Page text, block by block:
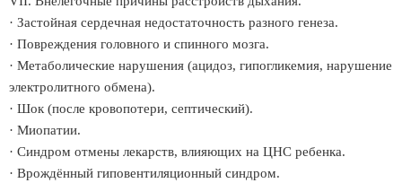
· Застойная сердечная недостаточность разного генеза.
· Повреждения головного и спинного мозга.
· Метаболические нарушения (ацидоз, гипогликемия, нарушение
электролитного обмена).
· Шок (после кровопотери, септический).
· Миопатии.
· Синдром отмены лекарств, влияющих на ЦНС ребенка.
· Врождённый гиповентиляционный синдром.